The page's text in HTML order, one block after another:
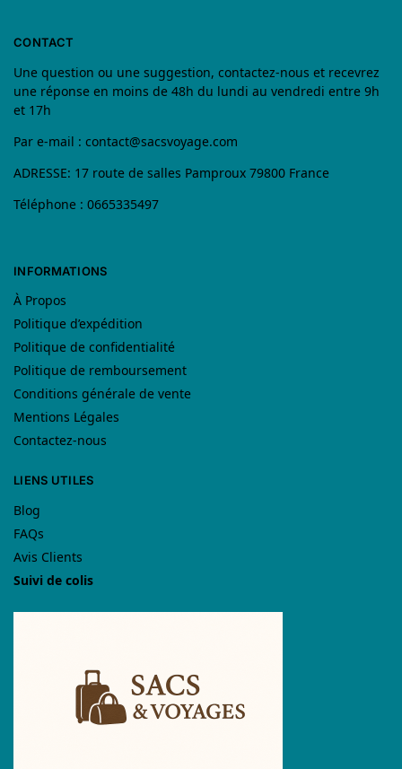
CONTACT
Une question ou une suggestion, contactez-nous et recevrez
une réponse en moins de 48h du lundi au vendredi entre 9h
et 17h
Par e-mail : contact@sacsvoyage.com
ADRESSE: 17 route de salles Pamproux 79800 France
Téléphone : 0665335497
INFORMATIONS
À Propos
Politique d’expédition
Politique de confidentialité
Politique de remboursement
Conditions générale de vente
Mentions Légales
Contactez-nous
LIENS UTILES
Blog
FAQs
Avis Clients
Suivi de colis